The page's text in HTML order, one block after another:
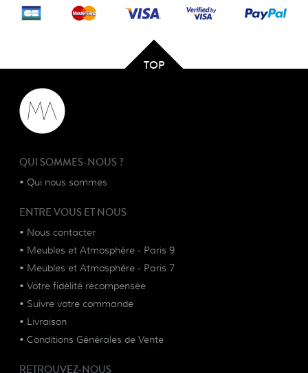
TOP
QUI SOMMES-NOUS ?
• Qui nous sommes
ENTRE VOUS ET NOUS
• Nous contacter
• Meubles et Atmosphère - Paris 9
• Meubles et Atmosphère - Paris 7
• Votre fidélité récompensée
• Suivre votre commande
• Livraison
• Conditions Générales de Vente
RETROUVEZ-NOUS